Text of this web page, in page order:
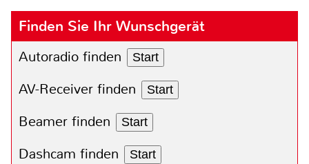
Finden Sie Ihr Wunschgerät
Autoradio finden Start
AV-Receiver finden Start
Beamer finden Start
Dashcam finden Start